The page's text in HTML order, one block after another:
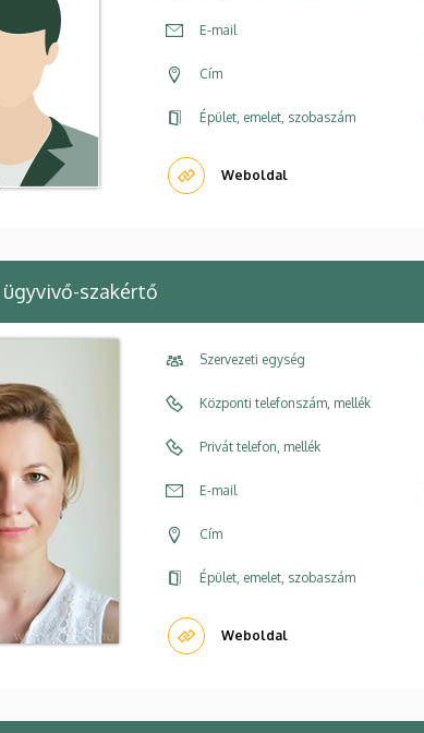
E-mail
Cím
Épület, emelet, szobaszám
Weboldal
ügyvivő-szakértő
Szervezeti egység
Központi telefonszám, mellék
Privát telefon, mellék
E-mail
Cím
Épület, emelet, szobaszám
Weboldal